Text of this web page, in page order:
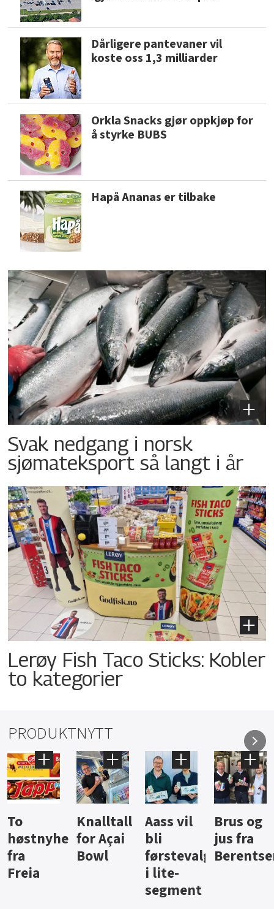
Dårligere pantevaner vil
koste oss 1,3 milliarder
Orkla Snacks gjør oppkjøp for
å styrke BUBS
Hapå Ananas er tilbake
Svak nedgang i norsk
sjømateksport så langt i år
Lerøy Fish Taco Sticks: Kobler
to kategorier
PRODUKTNYTT
Knalltall
for Açai
Bowl
Aass vil
bli
førstevalg
Brus og
jus fra
Berentsen
Hard
iste fra
Hansa